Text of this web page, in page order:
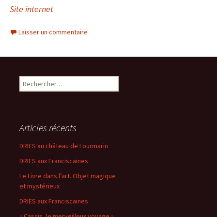
Site internet
Laisser un commentaire
Rechercher :
Articles récents
DRIES au château de Lourmarin
DRIES aux Franciscaines
Le Livre dans l’art. Objet magique
et mystérieux
DRIES aux Franciscaines